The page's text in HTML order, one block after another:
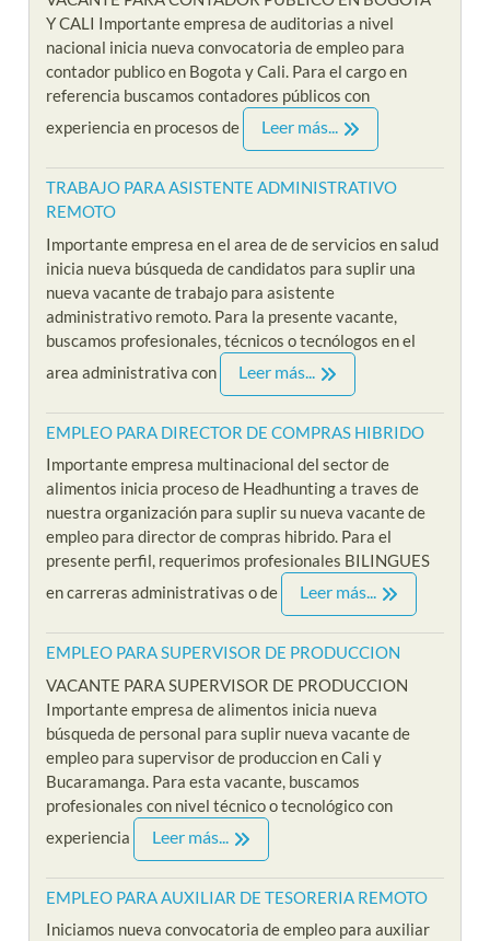
Y CALI Importante empresa de auditorias a nivel
nacional inicia nueva convocatoria de empleo para
contador publico en Bogota y Cali. Para el cargo en
referencia buscamos contadores públicos con
experiencia en procesos de
Leer más...
TRABAJO PARA ASISTENTE ADMINISTRATIVO
REMOTO
Importante empresa en el area de de servicios en salud
inicia nueva búsqueda de candidatos para suplir una
nueva vacante de trabajo para asistente
administrativo remoto. Para la presente vacante,
buscamos profesionales, técnicos o tecnólogos en el
area administrativa con
Leer más...
EMPLEO PARA DIRECTOR DE COMPRAS HIBRIDO
Importante empresa multinacional del sector de
alimentos inicia proceso de Headhunting a traves de
nuestra organización para suplir su nueva vacante de
empleo para director de compras hibrido. Para el
presente perfil, requerimos profesionales BILINGUES
en carreras administrativas o de
Leer más...
EMPLEO PARA SUPERVISOR DE PRODUCCION
VACANTE PARA SUPERVISOR DE PRODUCCION
Importante empresa de alimentos inicia nueva
búsqueda de personal para suplir nueva vacante de
empleo para supervisor de produccion en Cali y
Bucaramanga. Para esta vacante, buscamos
profesionales con nivel técnico o tecnológico con
experiencia
Leer más...
EMPLEO PARA AUXILIAR DE TESORERIA REMOTO
Iniciamos nueva convocatoria de empleo para auxiliar